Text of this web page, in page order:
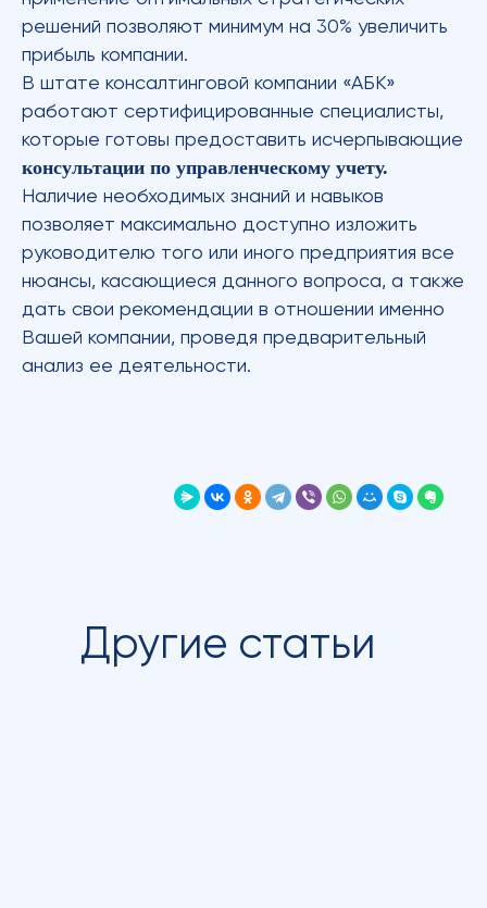
решений позволяют минимум на 30% увеличить
прибыль компании.
В штате консалтинговой компании «АБК»
работают сертифицированные специалисты,
которые готовы предоставить исчерпывающие
консультации по управленческому учету.
Наличие необходимых знаний и навыков
позволяет максимально доступно изложить
руководителю того или иного предприятия все
нюансы, касающиеся данного вопроса, а также
дать свои рекомендации в отношении именно
Вашей компании, проведя предварительный
анализ ее деятельности.
Другие статьи